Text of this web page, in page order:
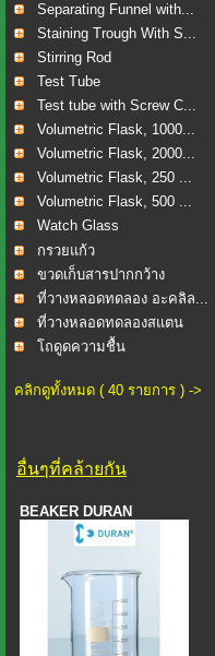
เลือ...Separating Funnel with...
Staining Trough With S...
Stirring Rod
Test Tube
Test tube with Screw C...
Volumetric Flask, 1000...
Volumetric Flask, 2000...
Volumetric Flask, 250 ...
Volumetric Flask, 500 ...
Watch Glass
กรวยแก้ว
ขวดเก็บสารปากกว้าง
ที่วางหลอดทดลอง อะคลิล...
ที่วางหลอดทดลองสแตน
เลส...โถดูดความชื้น
คลิกดูทั้งหมด ( 40 รายการ ) ->
อื่นๆที่คล้ายกัน
BEAKER DURAN